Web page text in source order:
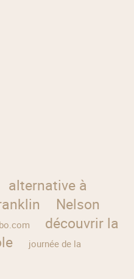
alternative à
Nelson
découvrir la
journée de la